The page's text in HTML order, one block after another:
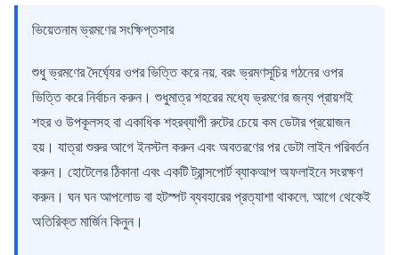
ভিয়েতনাম ভ্রমণের সংক্ষিপ্তসার
শুধু ভ্রমণের দৈর্ঘ্যের ওপর ভিত্তি করে নয়, বরং ভ্রমণসূচির গঠনের ওপর
ভিত্তি করে নির্বাচন করুন। শুধুমাত্র শহরের মধ্যে ভ্রমণের জন্য প্রায়শই
শহর ও উপকূলসহ বা একাধিক শহরব্যাপী রুটের চেয়ে কম ডেটার প্রয়োজন
হয়। যাত্রা শুরুর আগে ইনস্টল করুন এবং অবতরণের পর ডেটা লাইন পরিবর্তন
করুন। হোটেলের ঠিকানা এবং একটি ট্রান্সপোর্ট ব্যাকআপ অফলাইনে সংরক্ষণ
করুন। ঘন ঘন আপলোড বা হটস্পট ব্যবহারের প্রত্যাশা থাকলে, আগে থেকেই
অতিরিক্ত মার্জিন কিনুন।